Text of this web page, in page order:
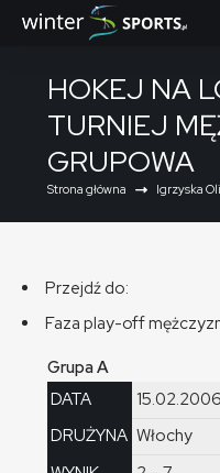
HOKEJ NA
TURNIEJ
GRUPOWA
Strona główna Igrzyska
Przejdź do:
Faza play-off
Grupa A
DATA
DRUŻYNA
15.02.2006
Włochy